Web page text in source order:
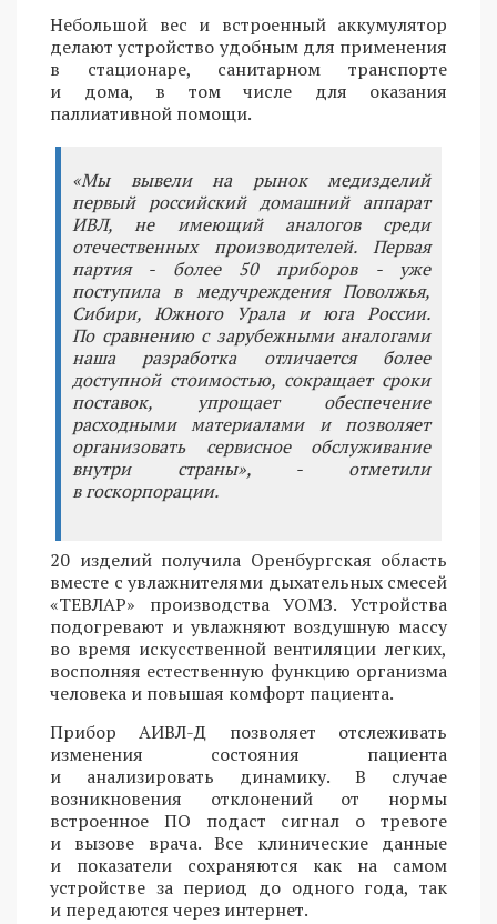
Небольшой вес и встроенный аккумулятор
делают устройство удобным для применения
в стационаре, санитарном транспорте
и дома, в том числе для оказания
паллиативной помощи.
«Мы вывели на рынок медизделий
первый российский домашний аппарат
ИВЛ, не имеющий аналогов среди
отечественных производителей. Первая
партия - более 50 приборов - уже
поступила в медучреждения Поволжья,
Сибири, Южного Урала и юга России.
По сравнению с зарубежными аналогами
наша разработка отличается более
доступной стоимостью, сокращает сроки
поставок, упрощает обеспечение
расходными материалами и позволяет
организовать сервисное обслуживание
внутри страны», - отметили
в госкорпорации.
20 изделий получила Оренбургская область
вместе с увлажнителями дыхательных смесей
«ТЕВЛАР» производства УОМЗ. Устройства
подогревают и увлажняют воздушную массу
во время искусственной вентиляции легких,
восполняя естественную функцию организма
человека и повышая комфорт пациента.
Прибор АИВЛ-Д позволяет отслеживать
изменения состояния пациента
и анализировать динамику. В случае
возникновения отклонений от нормы
встроенное ПО подаст сигнал о тревоге
и вызове врача. Все клинические данные
и показатели сохраняются как на самом
устройстве за период до одного года, так
и передаются через интернет.